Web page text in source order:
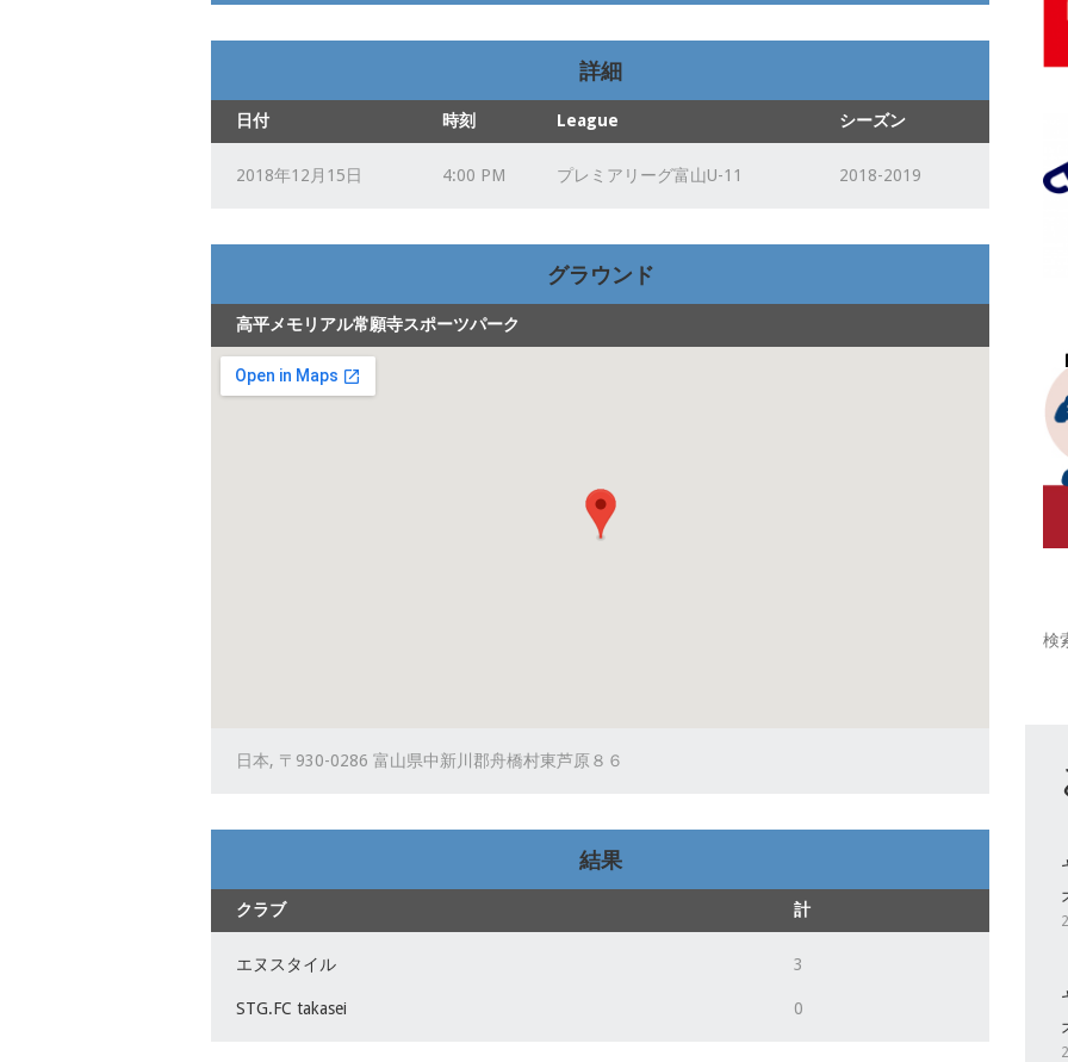
詳細
日付 時刻 League シーズン
2018年12月15日 4:00 PM プレミアリーグ富山U-11 2018-2019
グラウンド
高平メモリアル常願寺スポーツパーク
日本, 〒930-0286 富山県中新川郡舟橋村東芦原８６
結果
クラブ 計
エヌスタイル 3
STG.FC takasei 0